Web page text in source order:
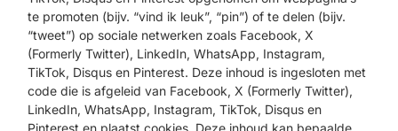
te promoten (bijv. “vind ik leuk”, “pin”) of te delen (bijv.
“tweet”) op sociale netwerken zoals Facebook, X
(Formerly Twitter), LinkedIn, WhatsApp, Instagram,
TikTok, Disqus en Pinterest. Deze inhoud is ingesloten met
code die is afgeleid van Facebook, X (Formerly Twitter),
LinkedIn, WhatsApp, Instagram, TikTok, Disqus en
Pinterest en plaatst cookies. Deze inhoud kan bepaalde